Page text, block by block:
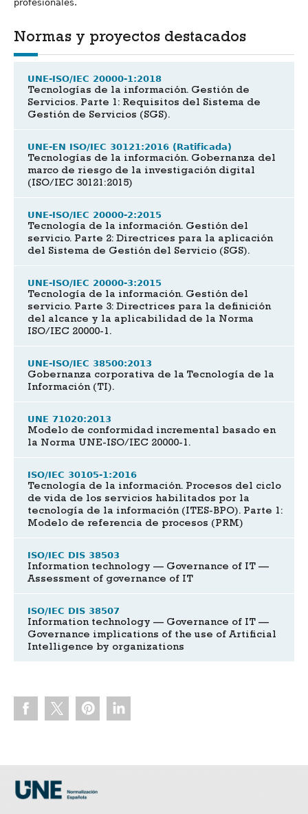
profesionales.
Normas y proyectos destacados
UNE-ISO/IEC 20000-1:2018
Tecnologías de la información. Gestión de
Servicios. Parte 1: Requisitos del Sistema de
Gestión de Servicios (SGS).
UNE-EN ISO/IEC 30121:2016 (Ratificada)
Tecnologías de la información. Gobernanza del
marco de riesgo de la investigación digital
(ISO/IEC 30121:2015)
UNE-ISO/IEC 20000-2:2015
Tecnología de la información. Gestión del
servicio. Parte 2: Directrices para la aplicación
del Sistema de Gestión del Servicio (SGS).
UNE-ISO/IEC 20000-3:2015
Tecnología de la información. Gestión del
servicio. Parte 3: Directrices para la definición
del alcance y la aplicabilidad de la Norma
ISO/IEC 20000-1.
UNE-ISO/IEC 38500:2013
Gobernanza corporativa de la Tecnología de la
Información (TI).
UNE 71020:2013
Modelo de conformidad incremental basado en
la Norma UNE-ISO/IEC 20000-1.
ISO/IEC 30105-1:2016
Tecnología de la información. Procesos del ciclo
de vida de los servicios habilitados por la
tecnología de la información (ITES-BPO). Parte 1:
Modelo de referencia de procesos (PRM)
ISO/IEC DIS 38503
Information technology — Governance of IT —
Assessment of governance of IT
ISO/IEC DIS 38507
Information technology — Governance of IT —
Governance implications of the use of Artificial
Intelligence by organizations